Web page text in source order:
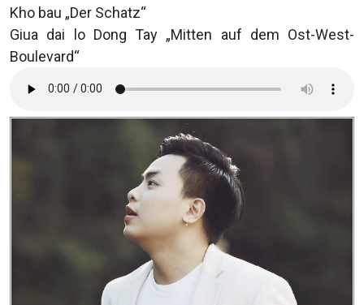
Kho bau „Der Schatz“
Giua dai lo Dong Tay „Mitten auf dem Ost-West-
Boulevard“